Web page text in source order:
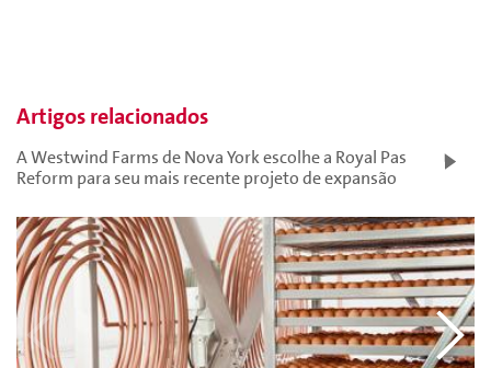
Artigos relacionados
A Westwind Farms de Nova York escolhe a Royal Pas
Reform para seu mais recente projeto de expansão